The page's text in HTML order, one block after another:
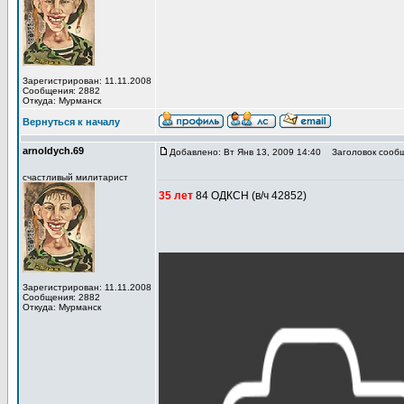
Зарегистрирован: 11.11.2008
Сообщения: 2882
Откуда: Мурманск
Вернуться к началу
arnoldych.69
счастливый милитарист
Зарегистрирован: 11.11.2008
Сообщения: 2882
Откуда: Мурманск
Добавлено: Вт Янв 13, 2009 14:40 Заголовок
35 лет 84 ОДКСН (в/ч 42852)